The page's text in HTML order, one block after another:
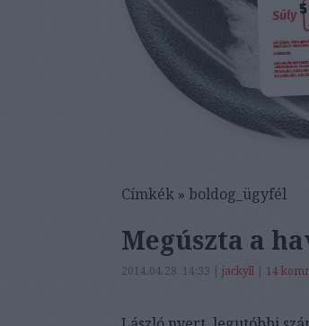
Címkék» boldog_ügyfél
Megúszta a
2014.04.28. 14:33 | jackyll | 14